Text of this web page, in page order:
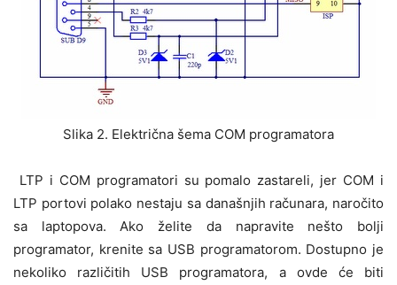
Slika 2. Električna šema COM programatora
LTP i COM programatori su pomalo zastareli, jer COM i
LTP portovi polako nestaju sa današnjih računara, naročito
sa laptopova. Ako želite da napravite nešto bolji
programator, krenite sa USB programatorom. Dostupno je
nekoliko različitih USB programatora, a ovde će biti